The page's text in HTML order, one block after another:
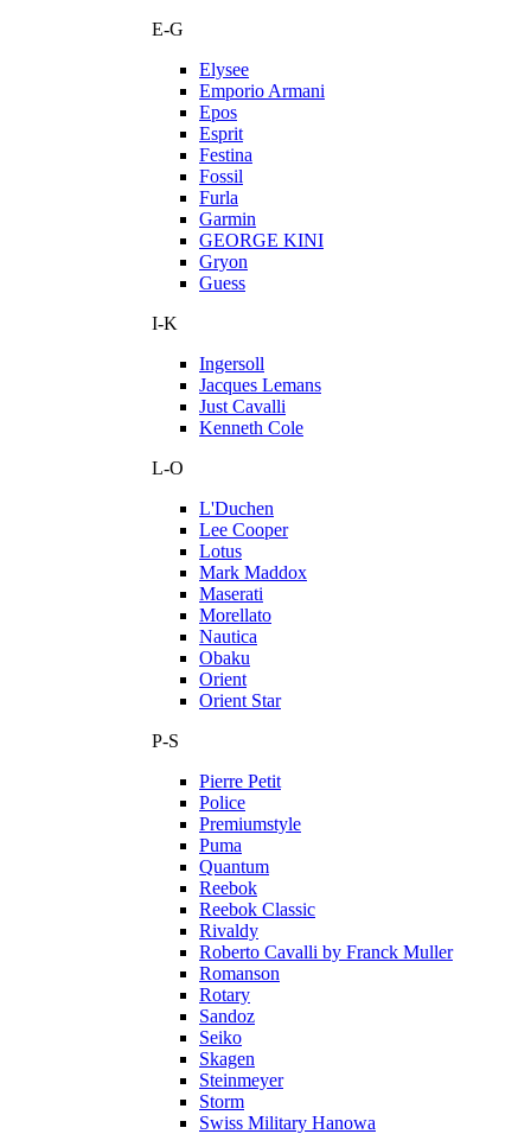
E-G
Elysee
Emporio Armani
Epos
Esprit
Festina
Fossil
Furla
Garmin
GEORGE KINI
Gryon
Guess
I-K
Ingersoll
Jacques Lemans
Just Cavalli
Kenneth Cole
L-O
L'Duchen
Lee Cooper
Lotus
Mark Maddox
Maserati
Morellato
Nautica
Obaku
Orient
Orient Star
P-S
Pierre Petit
Police
Premiumstyle
Puma
Quantum
Reebok
Reebok Classic
Rivaldy
Roberto Cavalli by Franck Muller
Romanson
Rotary
Sandoz
Seiko
Skagen
Steinmeyer
Storm
Swiss Military Hanowa